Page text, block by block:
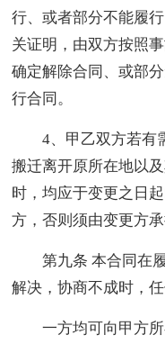
行、或者部分不能履
关证明，由双方按照
确定解除合同、或部
行合同。
4、甲乙双方若有
搬迁离开原所在地以
时，均应于变更之日
方，否则须由变更方
第九条 本合同在
解决，协商不成时，
一方均可向甲方